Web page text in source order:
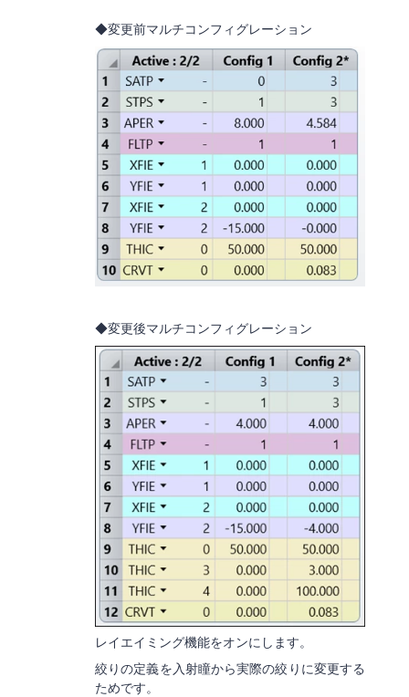
◆変更前マルチコンフィグレーション
◆変更後マルチコンフィグレーション
レイエイミング機能をオンにします。
絞りの定義を入射瞳から実際の絞りに変更する
ためです。